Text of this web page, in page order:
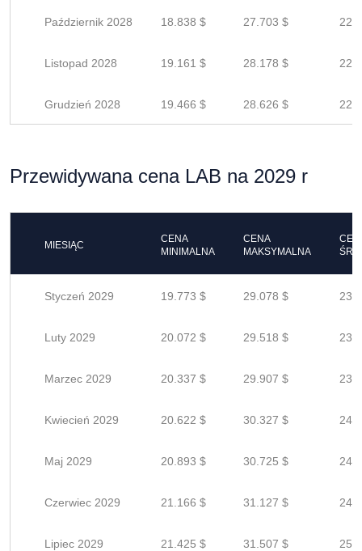
Październik 2028 18.838 $ 27.703 $
Listopad 2028 19.161 $ 28.178 $
Grudzień 2028 19.466 $ 28.626 $
Przewidywana cena LAB na 2029 r
MIESIĄC
CENA
MINIMALNA
CENA
MAKSYMALNA
Styczeń 2029 19.773 $ 29.078 $
Luty 2029 20.072 $ 29.518 $
Marzec 2029 20.337 $ 29.907 $
Kwiecień 2029 20.622 $ 30.327 $
Maj 2029 20.893 $ 30.725 $
Czerwiec 2029 21.166 $ 31.127 $
Lipiec 2029 21.425 $ 31.507 $